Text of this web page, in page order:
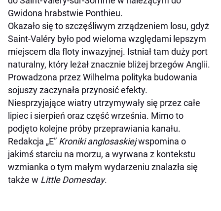
Gwidona hrabstwie Ponthieu.
Okazało się to szczęśliwym zrządzeniem losu, gdyż
Saint-Valéry było pod wieloma względami lepszym
miejscem dla floty inwazyjnej. Istniał tam duży port
naturalny, który leżał znacznie bliżej brzegów Anglii.
Prowadzona przez Wilhelma polityka budowania
sojuszy zaczynała przynosić efekty.
Niesprzyjające wiatry utrzymywały się przez całe
lipiec i sierpień oraz część września. Mimo to
podjęto kolejne próby przeprawiania kanału.
Redakcja „E” Kroniki anglosaskiejwspomina o
jakimś starciu na morzu, a wyrwana z kontekstu
wzmianka o tym małym wydarzeniu znalazła się
także w Little Domesday.